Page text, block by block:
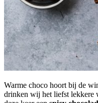
Warme choco hoort bij de
drinken wij het liefst lekkere